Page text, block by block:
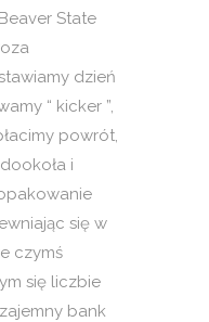
State
dzień
“ kicker ”,
powrót,
i
się w
czymś
się liczbie
bank